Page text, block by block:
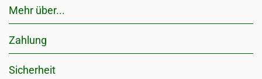
Mehr über...
Zahlung
Sicherheit